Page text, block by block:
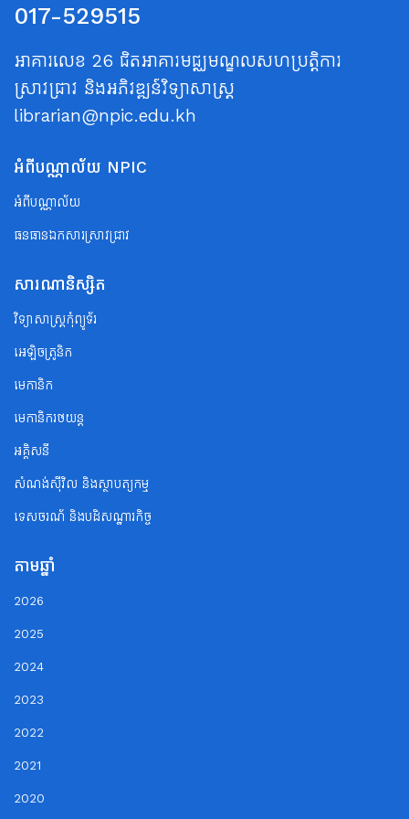
017-529515
អាគារលេខ 26 ជិតអាគារមជ្ឈមណ្ឌលសហប្រត្តិការ
ស្រាវជ្រាវ និងអភិវឌ្ឍន៍វិទ្យាសាស្ត្រ
librarian@npic.edu.kh
អំពីបណ្ណាល័យ NPIC
អំពីបណ្ណាល័យ
ធនធានឯកសារស្រាវជ្រាវ
សារណានិស្សិត
វិទ្យាសាស្ត្រកុំព្យូទ័រ
អេឡិចត្រូនិក
មេកានិក
មេកានិករថយន្ត
អគ្គិសនី
សំណង់ស៊ីវិល និងស្ថាបត្យកម្ម
ទេសចរណ័ និងបដិសណ្ឋារកិច្ច
តាមឆ្នាំ
2026
2025
2024
2023
2022
2021
2020